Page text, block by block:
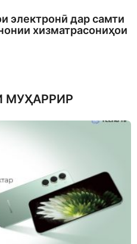
электронӣ дар самти
хизматрасониҳои
МУҲАРРИР